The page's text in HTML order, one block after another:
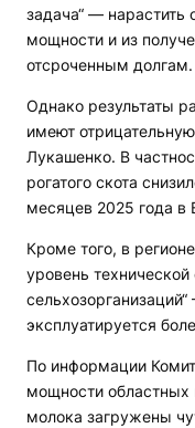
задача“ — нарастить
мощности и из
отсроченным долгам.
Однако результаты
имеют
Лукашенко. В
рогатого скота
месяцев 2025 года в
Кроме того, в
уровень технической
эксплуатируется
По информации
мощности областных
молока загружены